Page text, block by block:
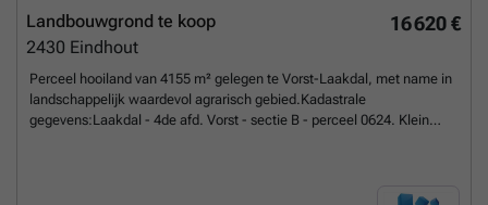
16 620 €
Landbouwgrond te koop
2430 Eindhout
Perceel hooiland van 4155 m² gelegen te Vorst-Laakdal, met name in
landschappelijk waardevol agrarisch gebied.Kadastrale
gegevens:Laakdal - 4de afd. Vorst - sectie B - perceel 0624. Klein